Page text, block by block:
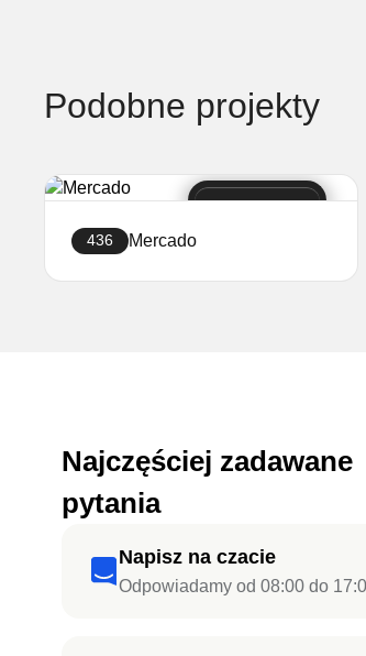
Podobne projekty
436 Mercado
Najczęściej zadawane
pytania
Napisz na czacie
Odpowiadamy od 08:00 do